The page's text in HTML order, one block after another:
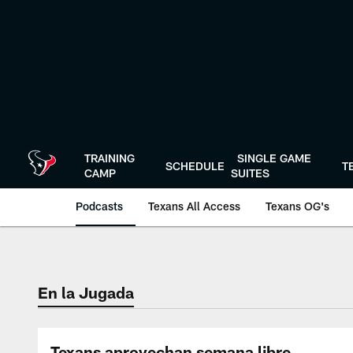
TRAINING
CAMP
SCHEDULE
SINGLE GAME
SUITES
Podcasts Texans All Access Texans OG's
Texans Listen |
En la Jugada